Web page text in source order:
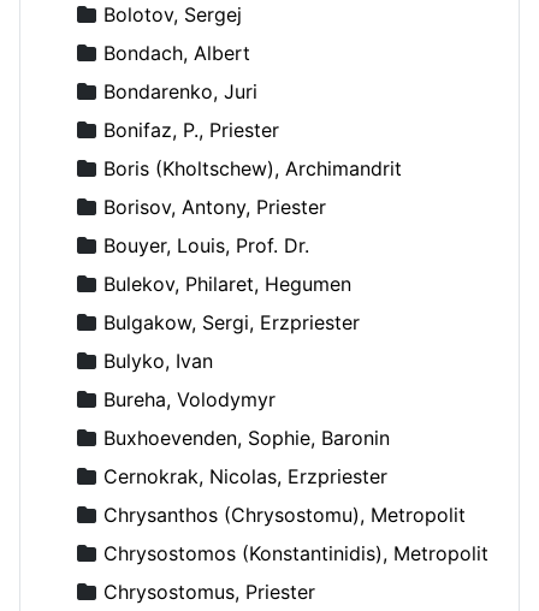
Bolotov, Sergej
Bondach, Albert
Bondarenko, Juri
Bonifaz, P., Priester
Boris (Kholtschew), Archimandrit
Borisov, Antony, Priester
Bouyer, Louis, Prof. Dr.
Bulekov, Philaret, Hegumen
Bulgakow, Sergi, Erzpriester
Bulyko, Ivan
Bureha, Volodymyr
Buxhoevenden, Sophie, Baronin
Cernokrak, Nicolas, Erzpriester
Chrysanthos (Chrysostomu), Metropolit
Chrysostomos (Konstantinidis), Metropolit
Chrysostomus, Priester